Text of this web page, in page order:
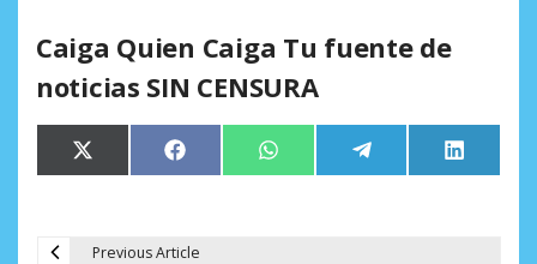
Caiga Quien Caiga Tu fuente de
noticias SIN CENSURA
Compartir
en
X
(Twitter)
Compartir
en
Facebook Compartir
en
WhatsApp Compartir
en
Telegram
en
LinkedIn
Previous Article